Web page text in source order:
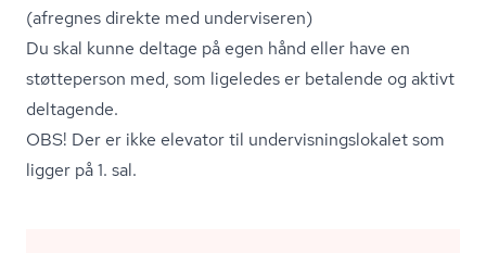
(afregnes direkte med underviseren)
Du skal kunne deltage på egen hånd eller have en
støtteperson med, som ligeledes er betalende og aktivt
deltagende.
OBS! Der er ikke elevator til un­der­vis­nings­lo­ka­let som
ligger på 1. sal.